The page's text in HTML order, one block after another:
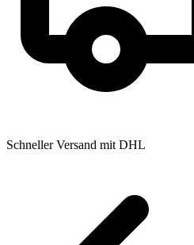
Schneller Versand mit DHL